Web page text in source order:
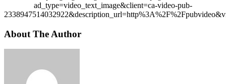
ad_type=video_text_image&client=ca-video-pub-
About The Author